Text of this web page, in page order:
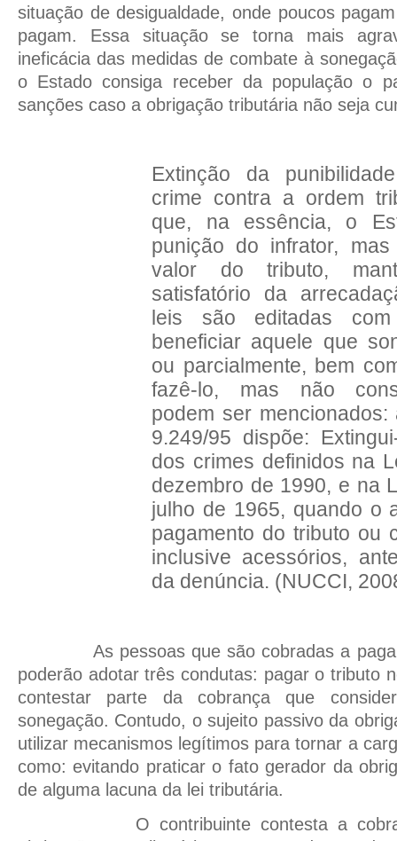
situação de desigualdade, onde poucos
pagam. Essa situação se torna mais
ineficácia das medidas de combate à
o Estado consiga receber da população o
sanções caso a obrigação tributária não seja
Extinção da
crime contra a ordem
que, na essência, o
punição do infrator,
valor do tributo,
satisfatório da
leis são editadas
beneficiar aquele que
ou parcialmente, bem
fazê-lo, mas não
podem ser
9.249/95 dispõe:
dos crimes definidos na
dezembro de 1990, e na
julho de 1965, quando o
pagamento do tributo ou
inclusive acessórios,
da denúncia. (NUCCI,
As pessoas que são cobradas a pagar
poderão adotar três condutas: pagar o tributo
contestar parte da cobrança que
sonegação. Contudo, o sujeito passivo da
utilizar mecanismos legítimos para tornar a
como: evitando praticar o fato gerador da
de alguma lacuna da lei tributária.
O contribuinte contesta a